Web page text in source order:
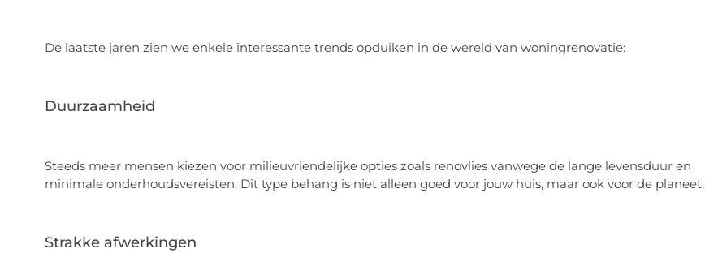
De laatste jaren zien we enkele interessante trends opduiken in de wereld van woningrenovatie:
Duurzaamheid
Steeds meer mensen kiezen voor milieuvriendelijke opties zoals renovlies vanwege de lange levensduur en
minimale onderhoudsvereisten. Dit type behang is niet alleen goed voor jouw huis, maar ook voor de planeet.
Strakke afwerkingen